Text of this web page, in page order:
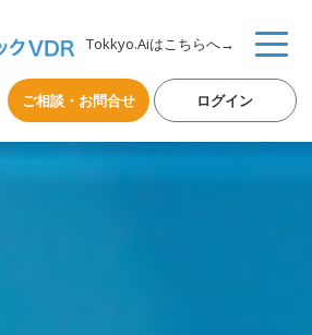
Tokkyo.Aiはこちらへ→
ご相談・お問合せ ログイン